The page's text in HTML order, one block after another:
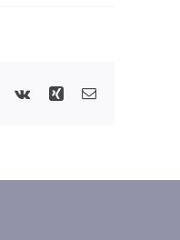
Pinterest
Vk Xing Email